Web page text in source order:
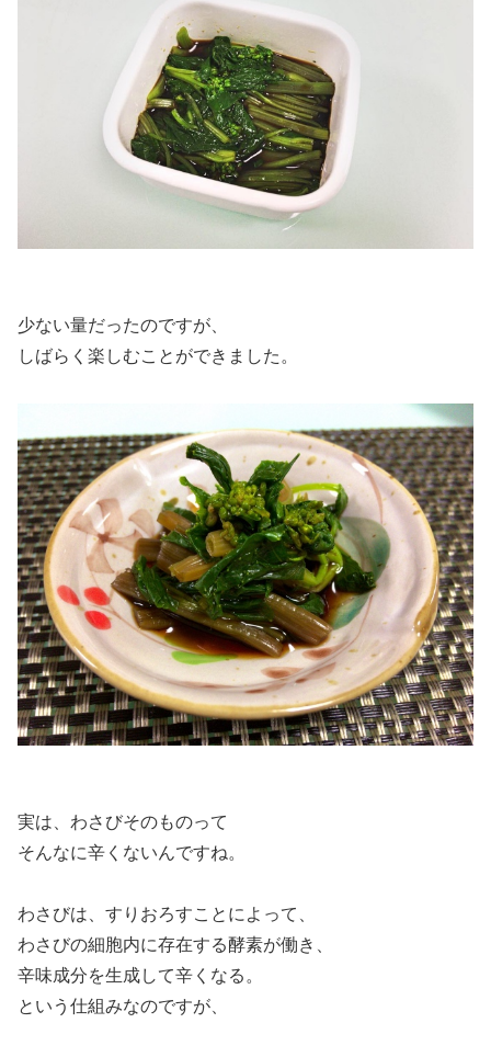
少ない量だったのですが、
しばらく楽しむことができました。
実は、わさびそのものって
そんなに辛くないんですね。
わさびは、すりおろすことによって、
わさびの細胞内に存在する酵素が働き、
辛味成分を生成して辛くなる。
という仕組みなのですが、